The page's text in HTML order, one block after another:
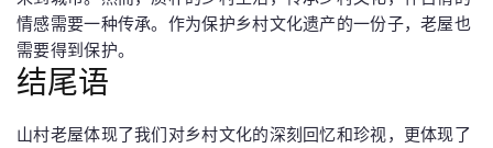
情感需要一种传承。作为保护乡村文化遗产的一份子，老屋也
需要得到保护。
结尾语
山村老屋体现了我们对乡村文化的深刻回忆和珍视，更体现了